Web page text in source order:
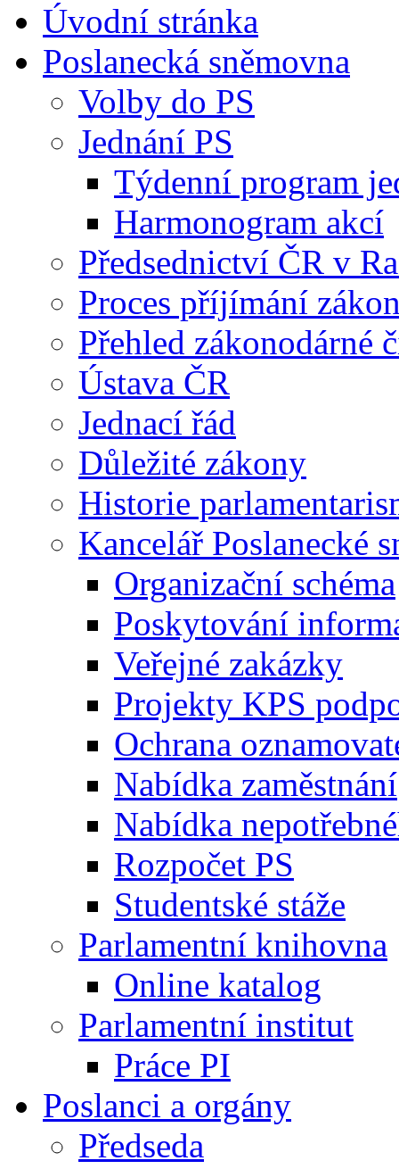
Úvodní stránka
Poslanecká sněmovna
Volby do PS
Jednání PS
Týdenní program
Harmonogram akcí
Předsednictví ČR v
Proces příjímání
Přehled zákonodárné
Ústava ČR
Jednací řád
Důležité zákony
Historie
Kancelář Poslanecké
Organizační schéma
Poskytování
Veřejné zakázky
Projekty KPS
Ochrana
Nabídka zaměstnání
Nabídka
Rozpočet PS
Studentské stáže
Parlamentní knihovna
Online katalog
Parlamentní institut
Práce PI
Poslanci a orgány
Předseda